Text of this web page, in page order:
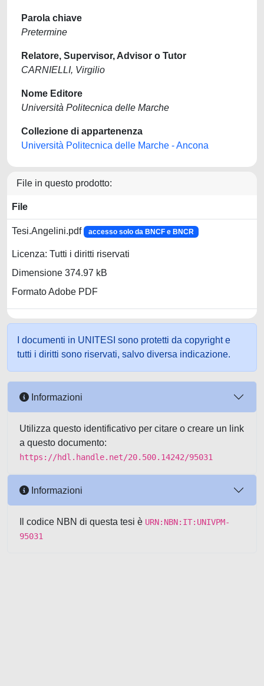
Parola chiave
Pretermine
Relatore, Supervisor, Advisor o Tutor
CARNIELLI, Virgilio
Nome Editore
Università Politecnica delle Marche
Collezione di appartenenza
Università Politecnica delle Marche - Ancona
File in questo prodotto:
File
Tesi.Angelini.pdf accesso solo da BNCF e BNCR
Licenza: Tutti i diritti riservati
Dimensione 374.97 kB
Formato Adobe PDF
I documenti in UNITESI sono protetti da copyright e
tutti i diritti sono riservati, salvo diversa indicazione.
Informazioni
Utilizza questo identificativo per citare o creare un link
a questo documento:
https://hdl.handle.net/20.500.14242/95031
Informazioni
Il codice NBN di questa tesi è URN:NBN:IT:UNIVPM-
95031